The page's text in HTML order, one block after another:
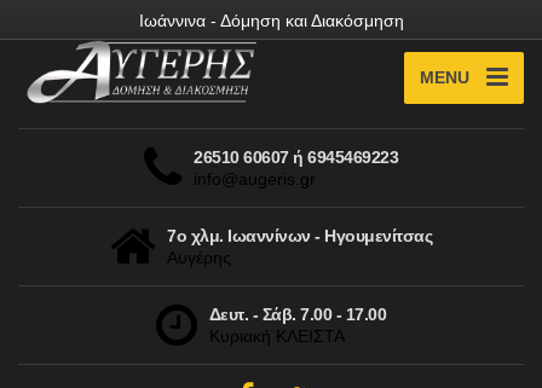
Ιωάννινα - Δόμηση και Διακόσμηση
MENU
26510 60607 ή 6945469223
info@augeris.gr
7ο χλμ. Ιωαννίνων - Ηγουμενίτσας
Αυγέρης
Δευτ. - Σάβ. 7.00 - 17.00
Κυριακή ΚΛΕΙΣΤΑ